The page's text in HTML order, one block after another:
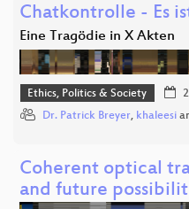
Chatkontrolle - Es
Eine Tragödie in X Akten
Ethics, Politics & Society
Dr. Patrick Breyer, khaleesi
Coherent optical
and future